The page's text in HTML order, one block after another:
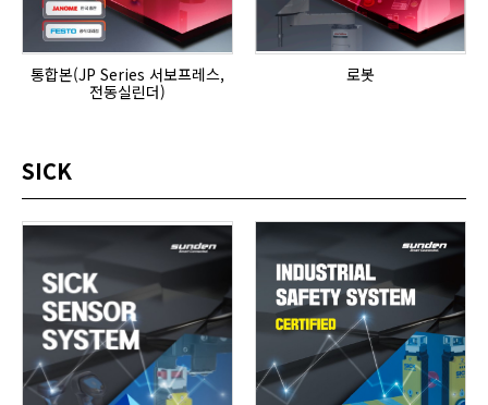
통합본(JP Series 서보프레스,
전동실린더)
로봇
SICK